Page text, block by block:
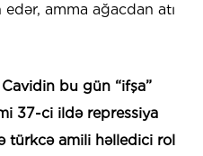
amma ağacdan atı
bu gün “ifşa”
37-ci ildə repressiya
türkcə amili həlledici rol